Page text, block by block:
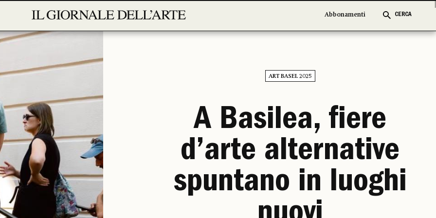
Abbonamenti CERCA
Abbonamenti CERCA
ART BASEL 2025
A Basilea, fiere
d’arte alternative
spuntano in luoghi